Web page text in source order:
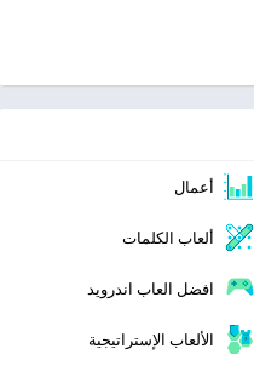
أعمال
ألعاب الكلمات
افضل العاب اندرويد
الألعاب الإستراتيجية